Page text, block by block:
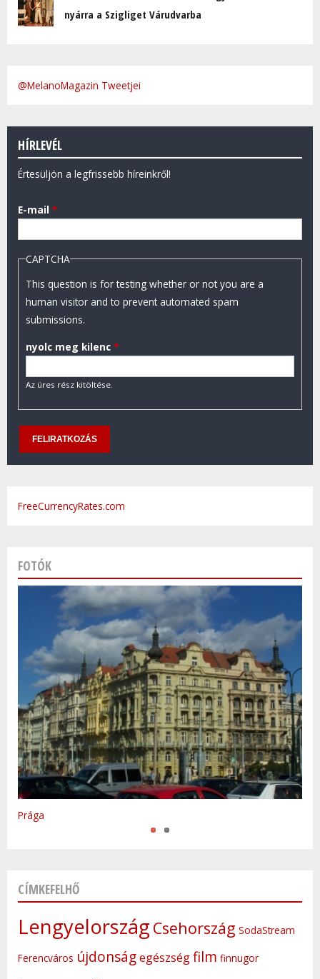
nyárra a Szigliget Várudvarba
@MelanoMagazin Tweetjei
HÍRLEVÉL
Értesüljön a legfrissebb híreinkről!
E-mail *
CAPTCHA
This question is for testing whether or not you are a
human visitor and to prevent automated spam
submissions.
nyolc meg kilenc *
Az üres rész kitöltése.
FreeCurrencyRates.com
FOTÓK
Prága
Varsó
CÍMKEFELHŐ
Lengyelország Csehország SodaStream
Ferencváros újdonságegészségfilm finnugor